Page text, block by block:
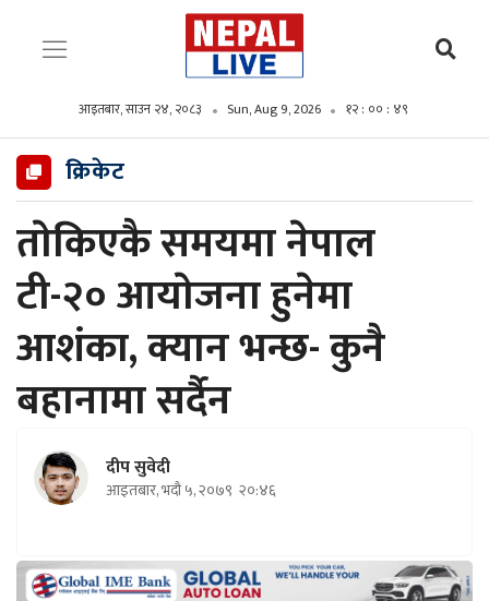
आइतबार, साउन २४, २०८३ Sun, Aug 9, 2026 १२ : ०० : ५१
क्रिकेट
ताेकिएकै समयमा नेपाल
टी-२० आयाेजना हुनेमा
आशंका, क्यान भन्छ- कुनै
बहानामा सर्दैन
दीप सुवेदी
आइतबार, भदौ ५, २०७९ २०:४६